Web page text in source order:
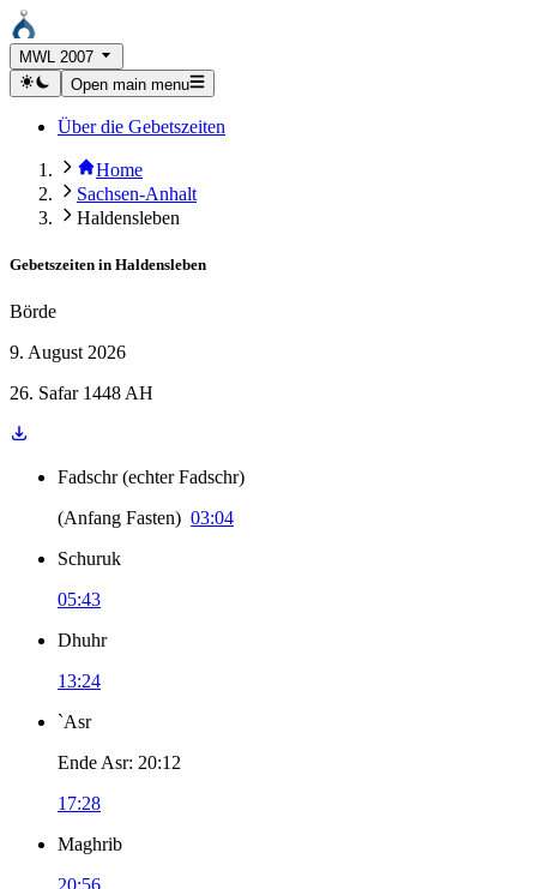
MWL 2007
Open main menu
Über die Gebetszeiten
Home
Sachsen-Anhalt
Haldensleben
Gebetszeiten in Haldensleben
Börde
9. August 2026
26. Safar 1448 AH
Fadschr (echter Fadschr)
(Anfang Fasten) 03:04
Schuruk
05:43
Dhuhr
13:24
`Asr
Ende Asr: 20:12
17:28
Maghrib
20:56